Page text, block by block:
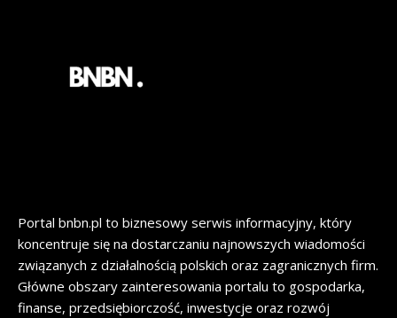
Portal bnbn.pl to biznesowy serwis informacyjny, który
koncentruje się na dostarczaniu najnowszych wiadomości
związanych z działalnością polskich oraz zagranicznych firm.
Główne obszary zainteresowania portalu to gospodarka,
finanse, przedsiębiorczość, inwestycje oraz rozwój